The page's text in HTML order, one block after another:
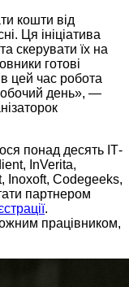
кошти від
Ця ініціатива
скерувати їх на
готові
цей час робота
день», —
понад десять ІТ-
InVerita,
Inoxoft, Codegeeks,
партнером
.
працівником,